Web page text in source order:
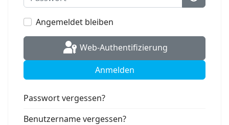
Angemeldet bleiben
Web-Authentifizierung
Anmelden
Passwort vergessen?
Benutzername vergessen?